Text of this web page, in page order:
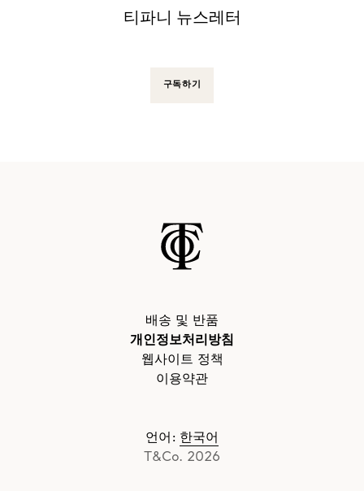
티파니 뉴스레터
구독하기
배송 및 반품
개인정보처리방침
웹사이트 정책
이용약관
언어 : 한국어
T&Co. 2026